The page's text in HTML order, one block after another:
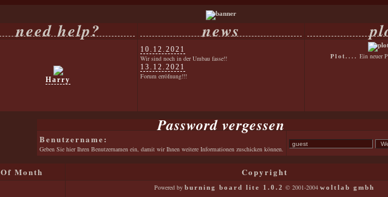
need help? news
Harry
10.12.2021
Wir sind noch in der Umbau fasse!!
13.12.2021
Forum erröfnung!!!
Plot.... Ein neuer
Password vergessen
Benutzername:
Geben Sie hier Ihren Benutzernamen ein, damit wir Ihnen weitere Informationen zuschicken können.
Of Month Copyright
Powered by burning board lite 1.0.2 © 2001-2004 woltlab gmbh